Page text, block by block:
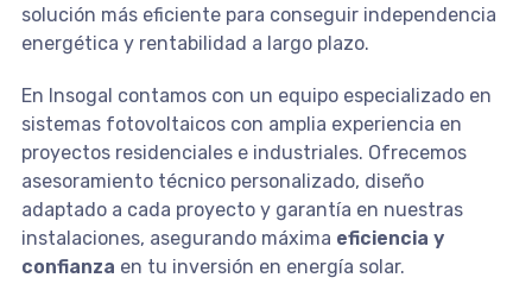
solución más eficiente para conseguir independencia
energética y rentabilidad a largo plazo.
En Insogal contamos con un equipo especializado en
sistemas fotovoltaicos con amplia experiencia en
proyectos residenciales e industriales. Ofrecemos
asesoramiento técnico personalizado, diseño
adaptado a cada proyecto y garantía en nuestras
instalaciones, asegurando máxima eficiencia y
confianza en tu inversión en energía solar.